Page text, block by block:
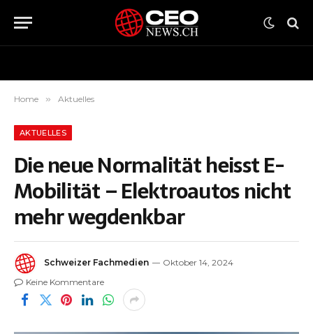
Home » Aktuelles
AKTUELLES
Die neue Normalität heisst E-
Mobilität – Elektroautos nicht
mehr wegdenkbar
Schweizer Fachmedien
Oktober 14, 2024
Keine Kommentare